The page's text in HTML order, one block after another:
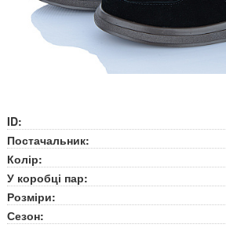
ID:
Постачальник:
Колір:
У коробці пар:
Розміри:
Сезон: